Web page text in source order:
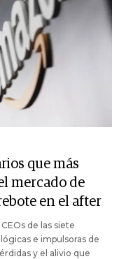
que más
mercado de
en el after
de las siete
e impulsoras de
y el alivio que